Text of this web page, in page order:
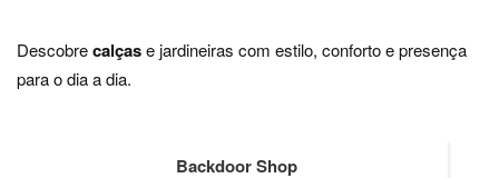
Descobrecalçase jardineiras com estilo, conforto e presença
para o dia a dia.
Backdoor Shop